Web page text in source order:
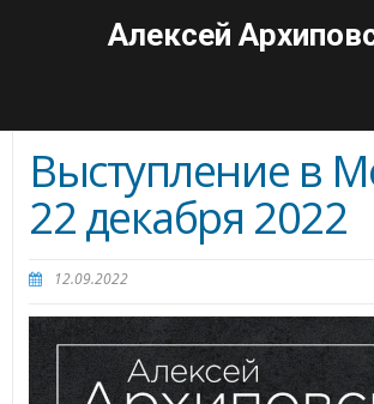
Алексей
Выступление в
22 декабря 2022
12.09.2022